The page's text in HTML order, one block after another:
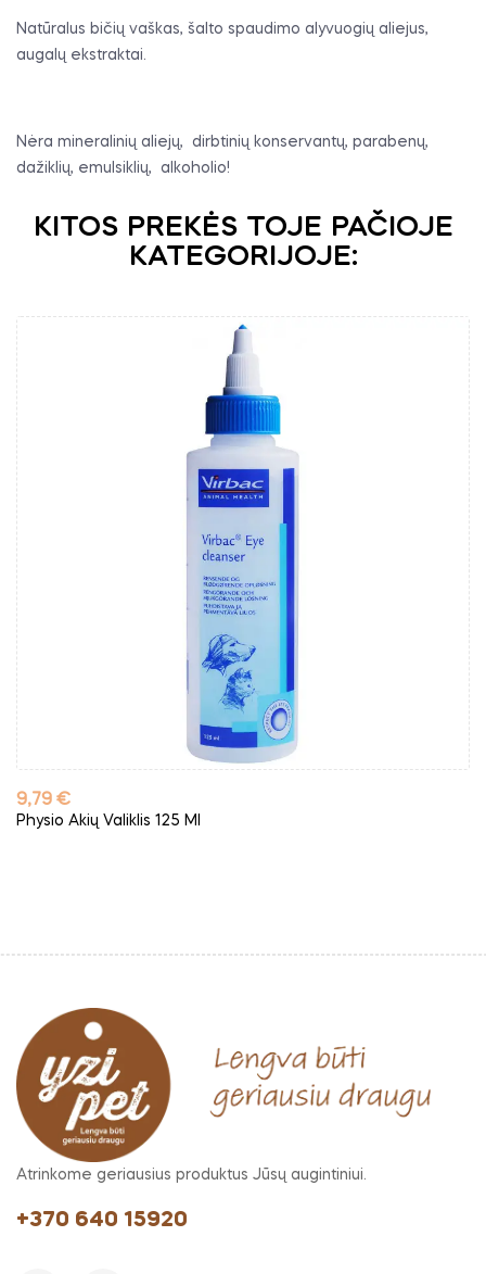
Natūralus bičių vaškas, šalto spaudimo alyvuogių aliejus,
augalų ekstraktai.
Nėra mineralinių aliejų,
dirbtinių konservantų, parabenų,
dažiklių, emulsiklių,
alkoholio!
KITOS PREKĖS TOJE PAČIOJE
KATEGORIJOJE:
Kaina
9,79 €
Physio Akių Valiklis 125 Ml
Atrinkome geriausius produktus Jūsų augintiniui.
+370 640 15920